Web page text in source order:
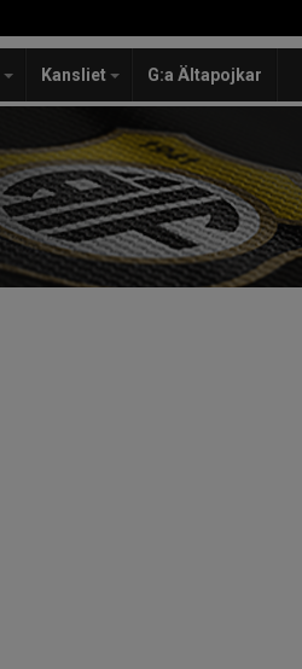
Kansliet G:a Ältapojkar